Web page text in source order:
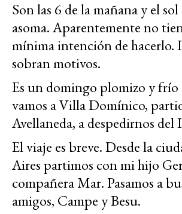
Son las 6 de la mañana y el
asoma. Aparentemente no
mínima intención de hacerlo.
sobran motivos.
Es un domingo plomizo y
vamos a Villa Domínico,
Avellaneda, a despedirnos del
El viaje es breve. Desde la
Aires partimos con mi hijo
compañera Mar. Pasamos a
amigos, Campe y Besu.